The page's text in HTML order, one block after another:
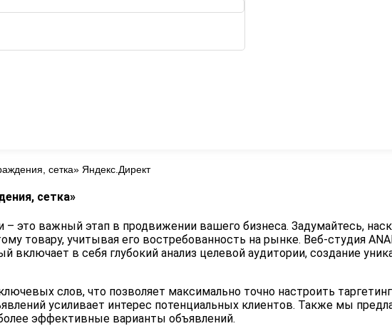
сетка» Яндекс.Директ
сетка»
это важный этап в продвижении вашего бизнеса. Задумайтесь,
товару, учитывая его востребованность на рынке. Веб-студия
включает в себя глубокий анализ целевой аудитории, создание
слов, что позволяет максимально точно настроить
усиливает интерес потенциальных клиентов. Также мы
эффективные варианты объявлений.